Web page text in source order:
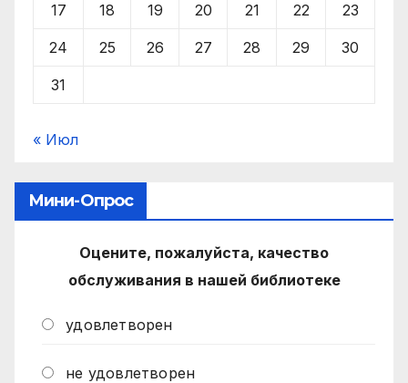
17 18 19 20 21 22 23
24 25 26 27 28 29 30
31
« Июл
Мини-Опрос
Оцените, пожалуйста, качество
обслуживания в нашей библиотеке
удовлетворен
не удовлетворен